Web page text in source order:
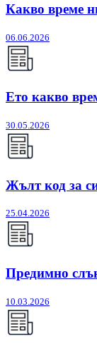
Какво време
06.06.2026
Ето какво
30.05.2026
Жълт код за
25.04.2026
Предимно
10.03.2026